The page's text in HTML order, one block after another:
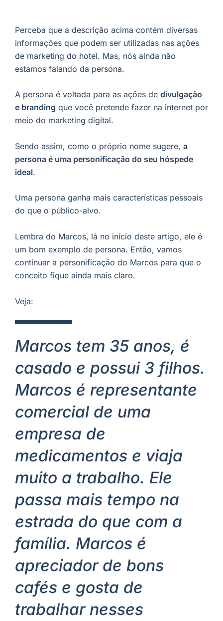
Perceba que a descrição acima contém diversas
informações que podem ser utilizadas nas ações
de marketing do hotel. Mas, nós ainda não
estamos falando da persona.
A persona é voltada para as ações de divulgação
e branding que você pretende fazer na internet por
meio do marketing digital.
Sendo assim, como o próprio nome sugere, a
persona é uma personificação do seu hóspede
ideal.
Uma persona ganha mais características pessoais
do que o público-alvo.
Lembra do Marcos, lá no início deste artigo, ele é
um bom exemplo de persona. Então, vamos
continuar a personificação do Marcos para que o
conceito fique ainda mais claro.
Veja:
Marcos tem 35 anos, é
casado e possui 3 filhos.
Marcos é representante
comercial de uma
empresa de
medicamentos e viaja
muito a trabalho. Ele
passa mais tempo na
estrada do que com a
família. Marcos é
apreciador de bons
cafés e gosta de
trabalhar nesses